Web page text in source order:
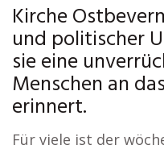
Kirche
und politischer
sie eine
Menschen an
erinnert.
Für viele ist der